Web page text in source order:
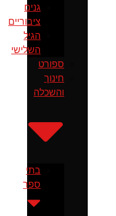
גנים
ציבוריים
הגיל
השלישי
ספורט
חינוך
והשכלה
בתי
ספר